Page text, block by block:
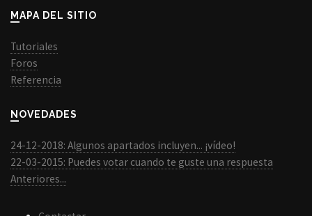
MAPA DEL SITIO
Tutoriales
Foros
Referencia
NOVEDADES
24-12-2018: Algunos apartados incluyen... ¡vídeo!
22-03-2015: Puedes votar cuando te guste una respuesta
Anteriores...